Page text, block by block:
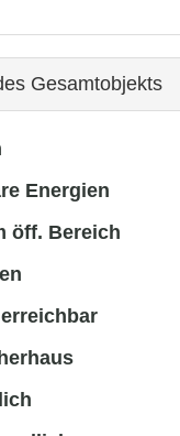
Gesamtobjekts
Energien
öff. Bereich